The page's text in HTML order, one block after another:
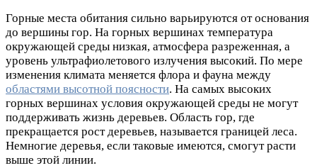
Горные места обитания сильно варьируются от основания
до вершины гор. На горных вершинах температура
окружающей среды низкая, атмосфера разреженная, а
уровень ультрафиолетового излучения высокий. По мере
изменения климата меняется флора и фауна между
областями высотной поясности. На самых высоких
горных вершинах условия окружающей среды не могут
поддерживать жизнь деревьев. Область гор, где
прекращается рост деревьев, называется границей леса.
Немногие деревья, если таковые имеются, смогут расти
выше этой линии.